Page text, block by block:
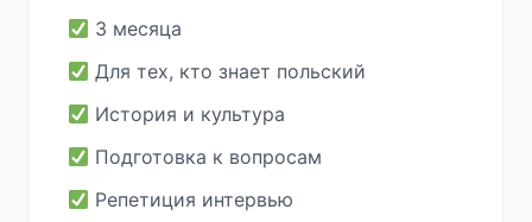
3 месяца
Для тех, кто знает польский
История и культура
Подготовка к вопросам
Репетиция интервью